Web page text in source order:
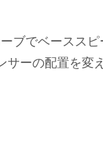
ブでベースス
サーの配置を変